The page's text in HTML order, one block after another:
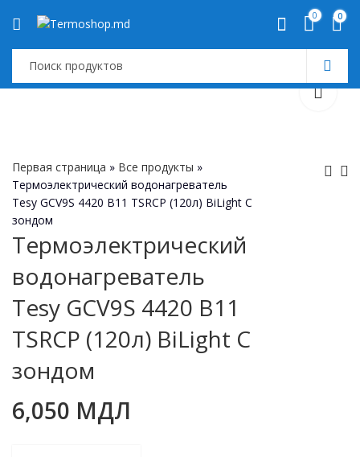
0 0
Первая страница » Все продукты »
Термоэлектрический водонагреватель
Tesy GCV9S 4420 B11 TSRCP (120л) BiLight С
зондом
Термоэлектрический
водонагреватель
Tesy GCV9S 4420 B11
TSRCP (120л) BiLight С
зондом
6,050 МДЛ